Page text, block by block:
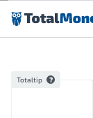
Preskočiť na
Totaltip